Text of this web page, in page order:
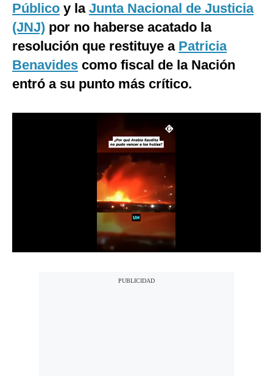
Tecnología
Club del Suscriptor
Mix
G de Gestión
Notas Contratadas
Público y la Junta Nacional de Justicia
(JNJ) por no haberse acatado la
resolución que restituye a Patricia
Benavides como fiscal de la Nación
entró a su punto más crítico.